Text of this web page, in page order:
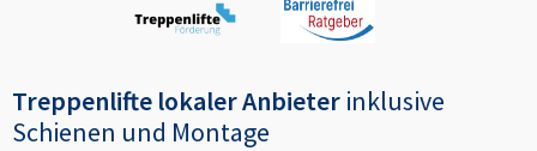
Treppenlifte lokaler Anbieter inklusive
Schienen und Montage